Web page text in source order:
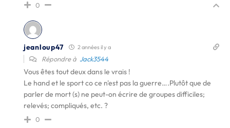
0
jeanloup47 2 années il y a
Répondre à Jack3544
Vous êtes tout deux dans le vrais !
Le hand et le sport co ce n'est pas la guerre….Plutôt que de
parler de mort (s) ne peut-on écrire de groupes difficiles;
relevés; compliqués, etc. ?
0